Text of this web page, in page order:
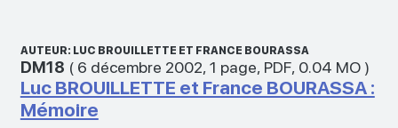
AUTEUR: LUC BROUILLETTE ET FRANCE BOURASSA
DM18 ( 6 décembre 2002, 1 page, PDF, 0.04 MO)
Luc BROUILLETTE et France BOURASSA :
Mémoire